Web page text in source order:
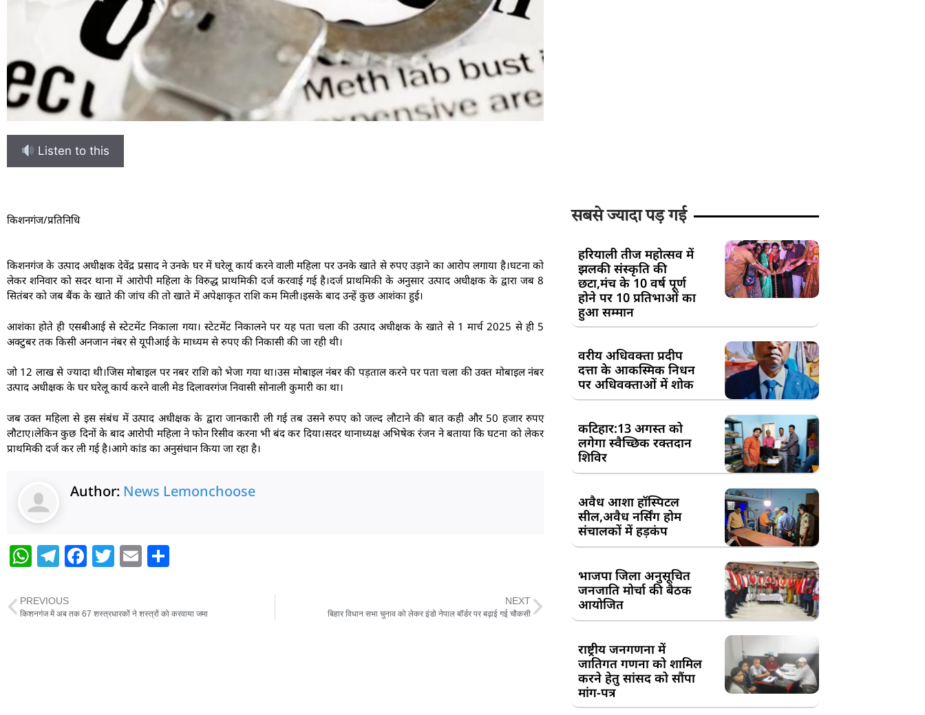
Listen to this
किशनगंज/प्रतिनिधि
किशनगंज के उत्पाद अधीक्षक देवेंद्र प्रसाद ने उनके घर में घरेलू कार्य करने वाली महिला पर उनके खाते से रुपए उड़ाने का आरोप लगाया है।घटना को
लेकर शनिवार को सदर थाना में आरोपी महिला के विरुद्ध प्राथमिकी दर्ज करवाई गई है।दर्ज प्राथमिकी के अनुसार उत्पाद अधीक्षक के द्वारा जब 8
सितंबर को जब बैंक के खाते की जांच की तो खाते में अपेक्षाकृत राशि कम मिली।इसके बाद उन्हें कुछ आशंका हुई।
आशंका होते ही एसबीआई से स्टेटमेंट निकाला गया। स्टेटमेंट निकालने पर यह पता चला की उत्पाद अधीक्षक के खाते से 1 मार्च 2025 से ही 5
अक्टुबर तक किसी अनजान नंबर से यूपीआई के माध्यम से रुपए की निकासी की जा रही थी।
जो 12 लाख से ज्यादा थी।जिस मोबाइल पर नबर राशि को भेजा गया था।उस मोबाइल नंबर की पड़ताल करने पर पता चला की उक्त मोबाइल नंबर
उत्पाद अधीक्षक के घर घरेलू कार्य करने वाली मेड दिलावरगंज निवासी सोनाली कुमारी का था।
जब उक्त महिला से इस संबंध में उत्पाद अधीक्षक के द्वारा जानकारी ली गई तब उसने रुपए को जल्द लौटाने की बात कही और 50 हजार रुपए
लौटाए।लेकिन कुछ दिनों के बाद आरोपी महिला ने फोन रिसीव करना भी बंद कर दिया।सदर थानाध्यक्ष अभिषेक रंजन ने बताया कि घटना को लेकर
प्राथमिकी दर्ज कर ली गई है।आगे कांड का अनुसंधान किया जा रहा है।
Author: News Lemonchoose
W
at
s
T
e
g
F
e
T
er
E
l e
PREVIOUS
किशनगंज में अब तक 67 शस्त्रधारकों ने शस्त्रों को करवाया जमा
NEXT
बिहार विधान सभा चुनाव को लेकर इंडो नेपाल बॉर्डर पर बढ़ाई गई चौकसी
सबसे ज्यादा पड़ गई
हरियाली तीज महोत्सव में
झलकी संस्कृति की
छटा,मंच के 10 वर्ष पूर्ण
होने पर 10 प्रतिभाओं का
हुआ सम्मान
वरीय अधिवक्ता प्रदीप
दत्ता के आकस्मिक निधन
पर अधिवक्ताओं में शोक
कटिहार:13 अगस्त को
लगेगा स्वैच्छिक रक्तदान
शिविर
अवैध आशा हॉस्पिटल
सील,अवैध नर्सिंग होम
संचालकों में हड़कंप
भाजपा जिला अनुसूचित
जनजाति मोर्चा की बैठक
आयोजित
राष्ट्रीय जनगणना में
जातिगत गणना को शामिल
करने हेतु सांसद को सौंपा
मांग-पत्र